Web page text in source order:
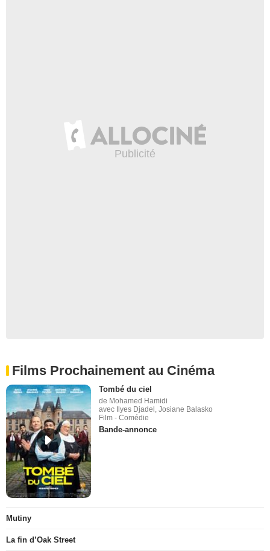
Films Prochainement au Cinéma
Tombé du ciel
de Mohamed Hamidi
avec Ilyes Djadel, Josiane Balasko
Film - Comédie
Bande-annonce
Mutiny
La fin d’Oak Street